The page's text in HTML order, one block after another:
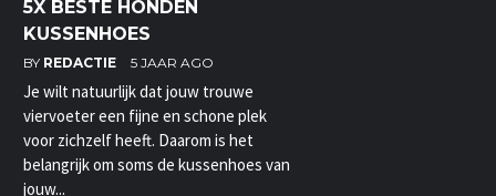
5X BESTE HONDEN
KUSSENHOES
BY REDACTIE 5 JAAR AGO
Je wilt natuurlijk dat jouw trouwe
viervoeter een fijne en schone plek
voor zichzelf heeft. Daarom is het
belangrijk om soms de kussenhoes van
jouw...